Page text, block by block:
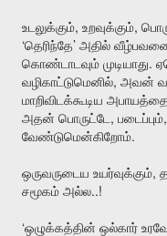
உடலுக்கும், உறவுக்கும்,
‘தெரிந்தே’ அதில்
கொண்டாடவும் முடியாது.
வழிகாட்டுமெனில், அவன்
மாறிவிடக்கூடிய அபாயத்தை
அதன் பொருட்டே, படைப்பும்,
வேண்டுமென்கிறோம்.
ஒருவருடைய உயர்வுக்கும்,
சமூகம் அல்ல..!
‘ஒழுக்கத்தின் ஒல்கார்